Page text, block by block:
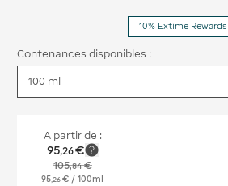
-10% Extime Rewards
Contenances disponibles :
A partir de :
95,26€
105,84€
95 26 € / 100ml